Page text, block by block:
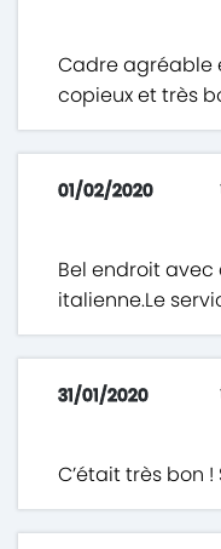
Cadre agréable
copieux et très
01/02/2020
Bel endroit
italienne.Le
31/01/2020
C’était très bon